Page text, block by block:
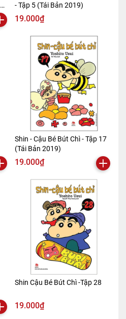
- Tập 5 (Tái Bản 2019)
19.000₫
Shin - Cậu Bé Bút Chì - Tập 17
(Tái Bản 2019)
19.000₫
Shin Cậu Bé Bút Chì -Tập 28
19.000₫